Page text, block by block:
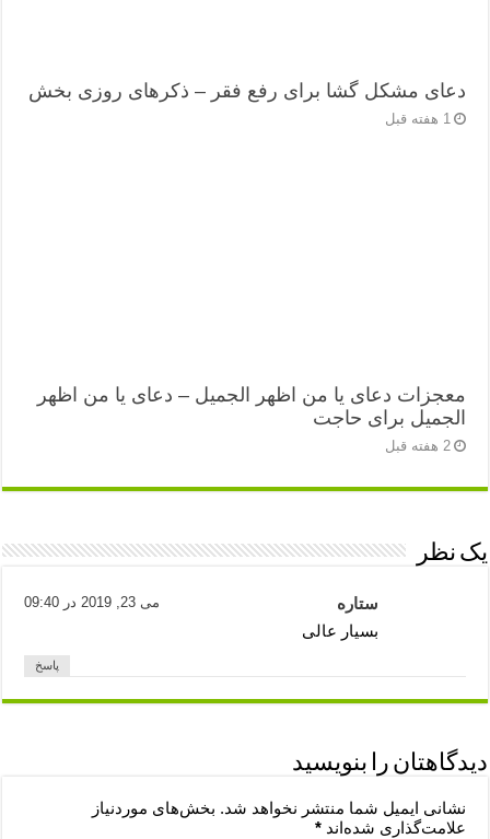
دعای مشکل گشا برای رفع فقر – ذکرهای روزی‌ بخش
1 هفته قبل
معجزات دعای یا من اظهر الجمیل – دعای یا من اظهر
الجمیل برای حاجت
2 هفته قبل
یک نظر
ستاره می 23, 2019 در 09:40
بسیار عالی
پاسخ
دیدگاهتان را بنویسید
نشانی ایمیل شما منتشر نخواهد شد. بخش‌های موردنیاز
علامت‌گذاری شده‌اند*